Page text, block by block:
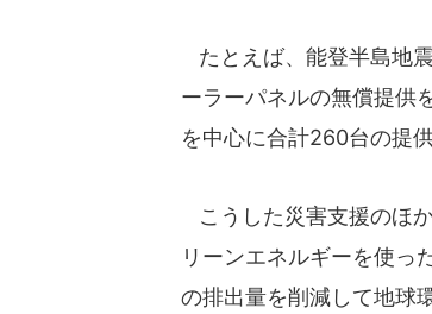
たとえば、能登半島地
ーラーパネルの無償提供
を中心に合計260台の提供
こうした災害支援のほ
リーンエネルギーを使っ
の排出量を削減して地球